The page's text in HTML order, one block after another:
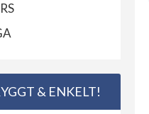
& ENKELT!